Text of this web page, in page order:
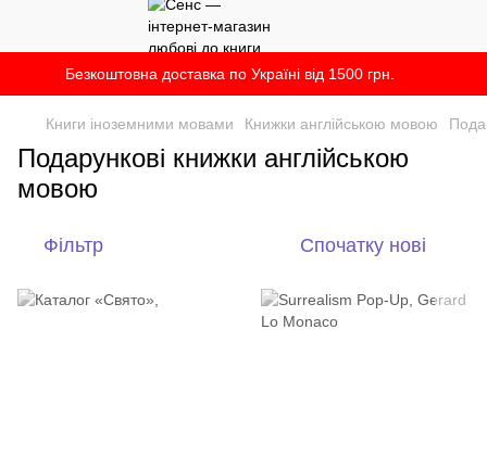
Безкоштовна доставка по Україні від 1500 грн.
Книги іноземними мовами Книжки англійською мовою
Подарункові книжки англійською
мовою
Фільтр Спочатку нові